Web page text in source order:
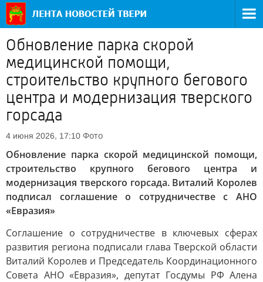
Обновление парка скорой
медицинской помощи,
строительство крупного бегового
центра и модернизация тверского
горсада
4 июня 2026, 17:10 Фото
Обновление парка скорой медицинской помощи,
строительство крупного бегового центра и
модернизация тверского горсада. Виталий Королев
подписал соглашение о сотрудничестве с АНО
«Евразия»
Соглашение о сотрудничестве в ключевых сферах
развития региона подписали глава Тверской области
Виталий Королев и Председатель Координационного
Совета АНО «Евразия», депутат Госдумы РФ Алена